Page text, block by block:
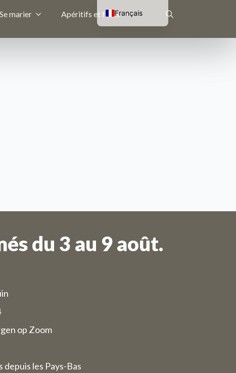
Se marier Apéritifs et fêtes
Rechercher
du 3 au 9 août.
op Zoom
depuis les Pays-Bas
Français
Nederlands